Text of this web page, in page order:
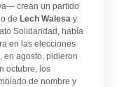
crean un partido
de Lech Walesa y
Solidaridad, había
en las elecciones
en agosto, pidieron
octubre, los
de nombre y